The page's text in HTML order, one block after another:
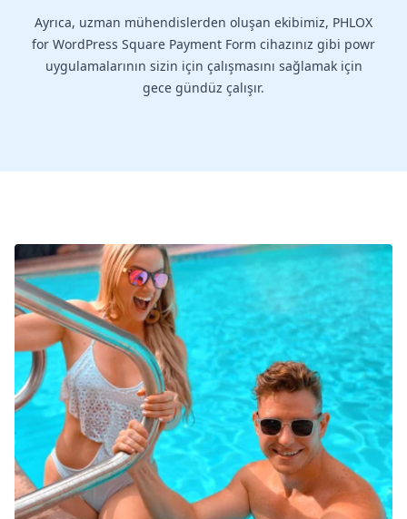
Ayrıca, uzman mühendislerden oluşan ekibimiz, PHLOX
for WordPress Square Payment Form cihazınız gibi powr
uygulamalarının sizin için çalışmasını sağlamak için
gece gündüz çalışır.